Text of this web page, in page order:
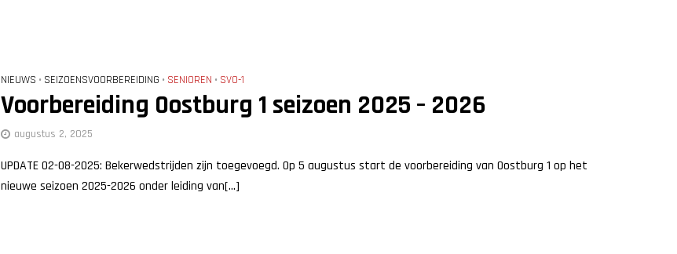
NIEUWS • SEIZOENSVOORBEREIDING • SENIOREN • SVO-1
Voorbereiding Oostburg 1 seizoen 2025 – 2026
augustus 2, 2025
UPDATE 02-08-2025: Bekerwedstrijden zijn toegevoegd. Op 5 augustus start de voorbereiding van Oostburg 1 op het
nieuwe seizoen 2025-2026 onder leiding van[...]